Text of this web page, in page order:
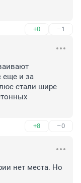
+0 –1
еще и за
стали шире
+8 –0
нет места. Но